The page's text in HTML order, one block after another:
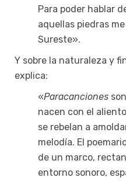
Para poder hablar
aquellas piedras
Sureste».
Y sobre la naturaleza y
explica:
«Paracanciones
nacen con el
se rebelan a
melodía. El
de un marco,
entorno sonoro,